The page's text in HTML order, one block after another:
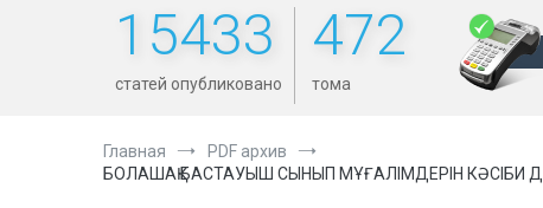
15433
статей опубликовано
472
тома
Главная
PDF архив
БОЛАШАҚ БАСТАУЫШ СЫНЫП МҰҒАЛІМДЕРІН КӘСІБИ